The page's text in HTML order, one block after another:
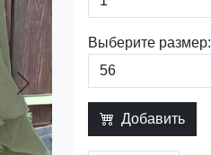
Next
Выберите размер:
Добавить